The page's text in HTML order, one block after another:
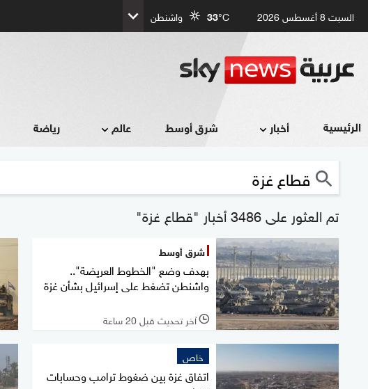
السبت 8 أغسطس 2026 33°C واشنطن
الرئيسية أخبار شرق أوسط عالم رياضة
تم العثور على 3486 أخبار "قطاع غزة"
شرق أوسط
بهدف وضع "الخطوط العريضة"..
واشنطن تضغط على إسرائيل بشأن غزة
l آخر تحديث قبل 20 ساعة
خاص
اتفاق غزة بين ضغوط ترامب وحسابات